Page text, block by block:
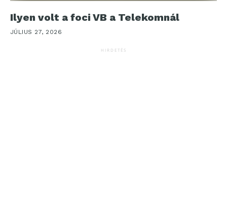
Ilyen volt a foci VB a Telekomnál
JÚLIUS 27, 2026
HIRDETÉS